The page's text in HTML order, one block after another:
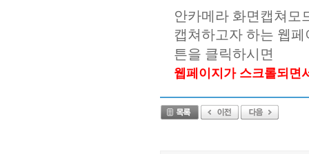
안카메라 화면캡쳐모
캡쳐하고자 하는 웹
튼을 클릭하시면
웹페이지가 스크롤되면